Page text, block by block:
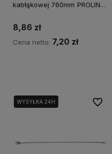
kabłąkowej 760mm PROLINE
8,86 zł
Cena netto: 7,20 zł
WYSYŁKA 24H Do